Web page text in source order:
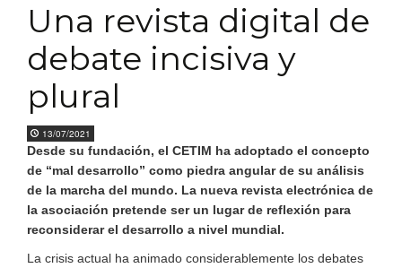
Una revista digital de
debate incisiva y
plural
13/07/2021
Desde su fundación, el CETIM ha adoptado el concepto
de “mal desarrollo” como piedra angular de su análisis
de la marcha del mundo. La nueva revista electrónica de
la asociación pretende ser un lugar de reflexión para
reconsiderar el desarrollo a nivel mundial.
La crisis actual ha animado considerablemente los debates